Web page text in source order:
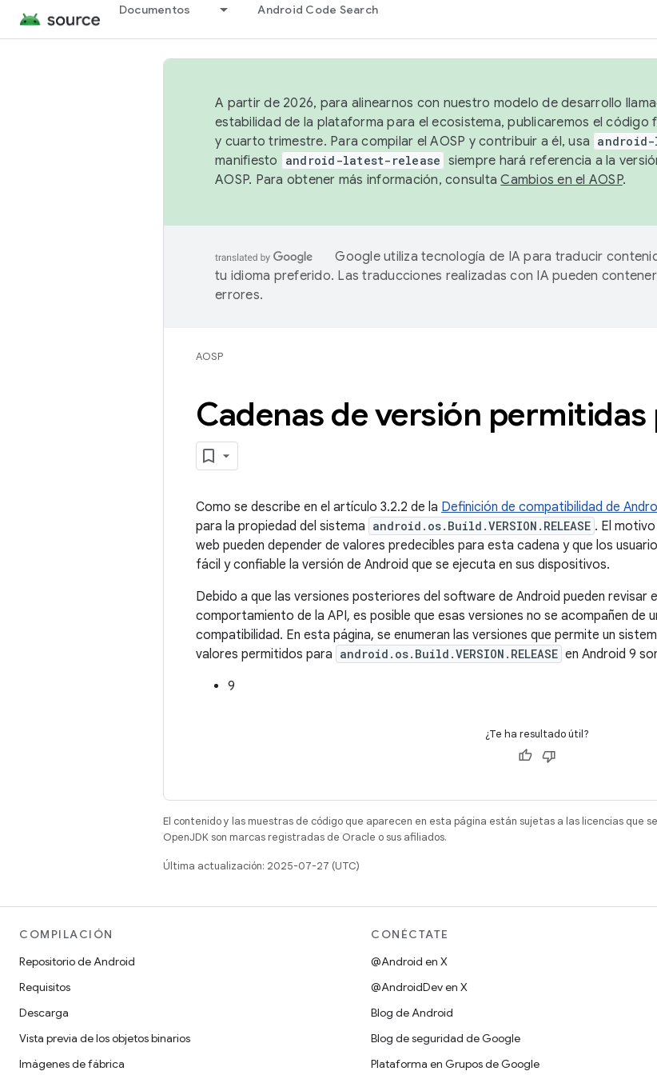
Documentos Android Code Search
A partir de 2026, para alinearnos con nuestro modelo de desarrollo
estabilidad de la plataforma para el ecosistema, publicaremos el código
y cuarto trimestre. Para compilar el AOSP y contribuir a él, usa
manifiesto
android-latest-release siempre hará referencia a la
AOSP. Para obtener más información, consultaCambios en el AOSP.
Google utiliza tecnología de IA para traducir
tu idioma preferido. Las traducciones realizadas con IA pueden contener
errores.
AOSP
Cadenas de versión
Como se describe en el artículo 3.2.2 de la Definición de compatibilidad de
para la propiedad del sistema android.os.Build.VERSION.RELEASE . El
web pueden depender de valores predecibles para esta cadena y que los
fácil y confiable la versión de Android que se ejecuta en sus dispositivos.
Debido a que las versiones posteriores del software de Android pueden revisar
comportamiento de la API, es posible que esas versiones no se acompañen de
compatibilidad. En esta página, se enumeran las versiones que permite un
valores permitidos para android.os.Build.VERSION.RELEASE en Android 9
9
¿Te ha resultado útil?
El contenido y las muestras de código que aparecen en esta página están sujetas a las licencias que
OpenJDK son marcas registradas de Oracle o sus afiliados.
Última actualización: 2025-07-27 (UTC)
COMPILACIÓN
Repositorio de Android
Requisitos
Descarga
Vista previa de los objetos binarios
Imágenes de fábrica
CONÉCTATE
@Android en X
@AndroidDev en X
Blog de Android
Blog de seguridad de Google
Plataforma en Grupos de Google